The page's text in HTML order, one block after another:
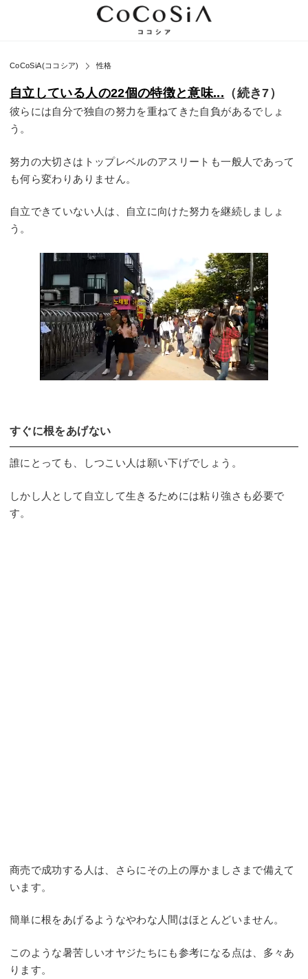
CoCoSiA(ココシア) 性格
自立している人の22個の特徴と意味... （続き7）
彼らには自分で独自の努力を重ねてきた自負があるでしょ
う。
努力の大切さはトップレベルのアスリートも一般人であって
も何ら変わりありません。
自立できていない人は、自立に向けた努力を継続しましょ
う。
すぐに根をあげない
誰にとっても、しつこい人は願い下げでしょう。
しかし人として自立して生きるためには粘り強さも必要で
す。
商売で成功する人は、さらにその上の厚かましさまで備えて
います。
簡単に根をあげるようなやわな人間はほとんどいません。
このような暑苦しいオヤジたちにも参考になる点は、多々あ
ります。